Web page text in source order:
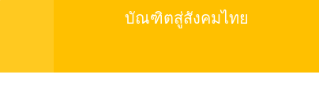
บัณฑิตสู่สังคมไทย